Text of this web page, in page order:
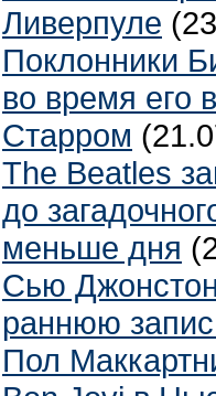
Ливерпуле
Поклонники
во время его
Старром
The Beatles
до
меньше дня
Сью
раннюю
Пол